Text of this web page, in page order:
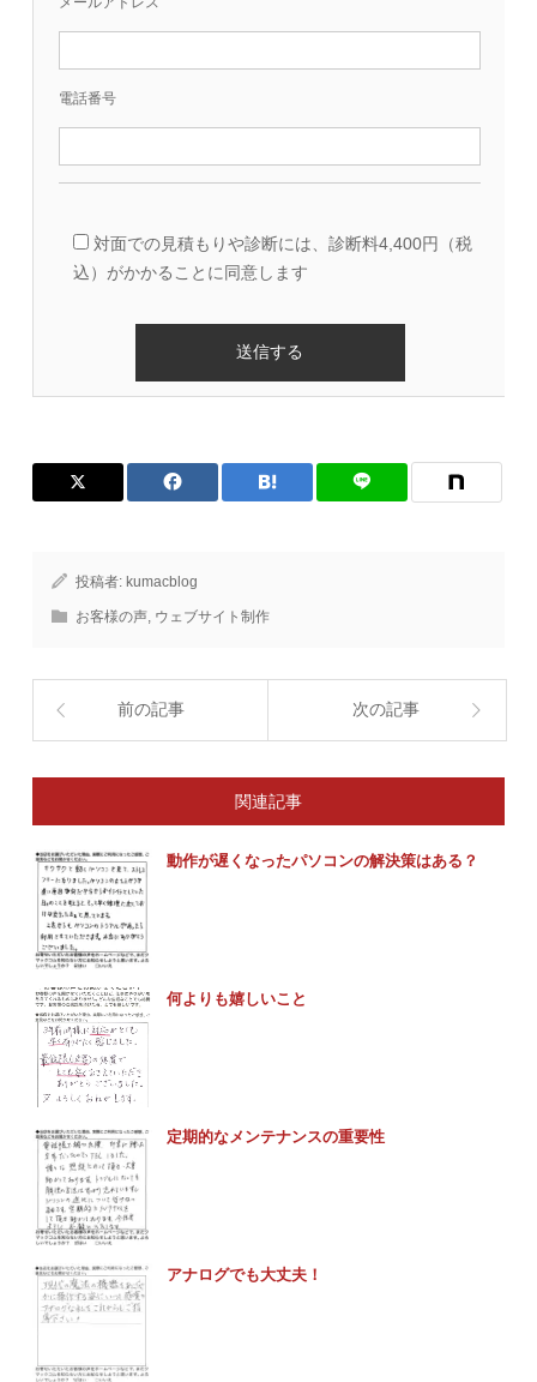
電話番号
対面での見積もりや診断には、診断料4,400円（税
込）がかかることに同意します
投稿者:kumacblog
お客様の声 ウェブサイト制作
前の記事 次の記事
関連記事
動作が遅くなったパソコンの解決策はある？
何よりも嬉しいこと
定期的なメンテナンスの重要性
アナログでも大丈夫！